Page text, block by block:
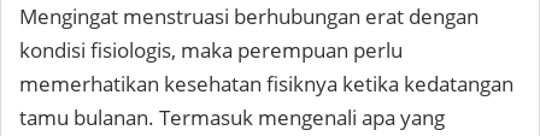
Mengingat menstruasi berhubungan erat dengan
kondisi fisiologis, maka perempuan perlu
memerhatikan kesehatan fisiknya ketika kedatangan
tamu bulanan. Termasuk mengenali apa yang